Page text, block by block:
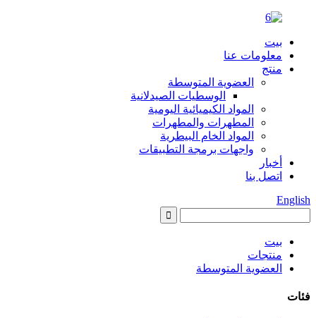
بيت
معلومات عنا
منتج
العضوية المتوسطة
الوسطيات الصيدلانية
المواد الكيميائية اليومية
المطهرات والمطهرات
المواد الخام البيطرية
واجهات برمجة التطبيقات
أخبار
اتصل بنا
English
بيت
منتجات
العضوية المتوسطة
فئات